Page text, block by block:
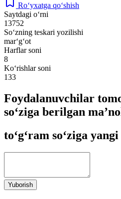
Ro‘yxatga qo‘shish
Saytdagi o‘rni
13752
So‘zning teskari yozilishi
mar‘g‘ot
Harflar soni
8
Ko‘rishlar soni
133
Foydalanuvchilar
so‘ziga berilgan
to‘g‘ram so‘ziga
Yuborish